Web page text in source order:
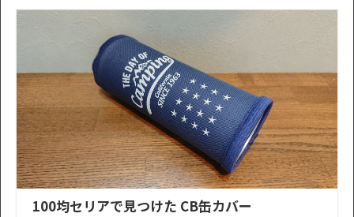
100均セリアで見つけた CB缶カバー